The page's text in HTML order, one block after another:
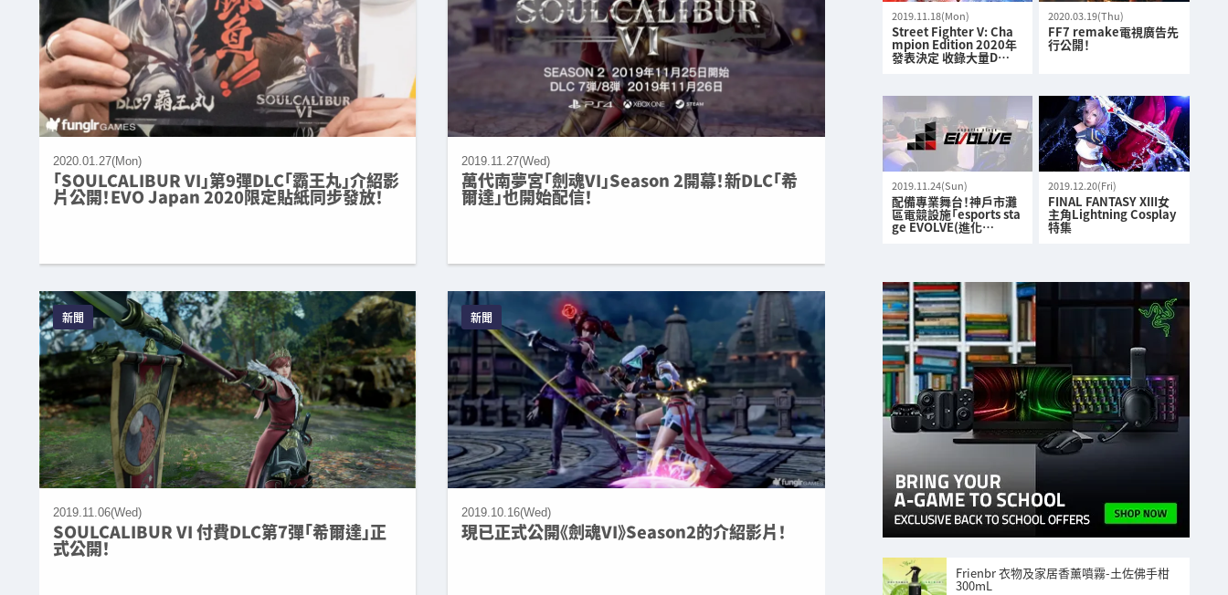
2020.01.27(Mon)
「SOULCALIBUR VI」第9彈DLC「霸王丸」介紹影
片公開！EVO Japan 2020限定貼紙同步發放！
2019.11.27(Wed)
萬代南夢宮「劍魂VI」Season 2開幕！新DLC「希
爾達」也開始配信！
新聞
2019.11.06(Wed)
SOULCALIBUR VI 付費DLC第7彈「希爾達」正
式公開！
新聞
2019.10.16(Wed)
現已正式公開《劍魂VI》Season2的介紹影片！
2019.11.18(Mon)
Street Fighter V: Cha
mpion Edition 2020年
發表決定 收錄大量D…
2020.03.19(Thu)
FF7 remake電視廣告先
行公開！
2019.11.24(Sun)
配備專業舞台！神戶市灘
區電競設施「esports sta
ge EVOLVE(進化…
2019.12.20(Fri)
FINAL FANTASY XIII女
主角Lightning Cosplay
特集
Frienbr 衣物及家居香薰噴霧-土佐佛手柑
300mL